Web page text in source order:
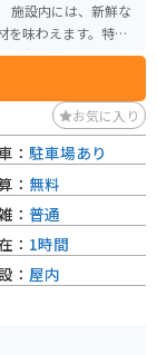
を味わえます。特
た海鮮丼はおすすめ
されているので、ツ
ツーリングに最適
必要です。 周辺
も点在しています。道
るスポットです。
お気に入り
： 駐車場あり
： 無料
： 普通
： 1時間
： 屋内